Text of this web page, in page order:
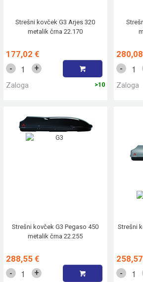
Strešni kovček G3 Arjes 320
metalik črna 22.170
177,02 €
- +
Zaloga >10
-
Zaloga
Strešni kovček G3 Pegaso 450
metalik črna 22.255
288,55 €
- +
Strešni
-